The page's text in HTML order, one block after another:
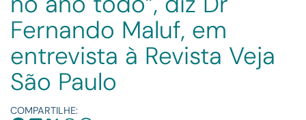
Fernando Maluf, em
entrevista à Revista Veja
São Paulo
COMPARTILHE: